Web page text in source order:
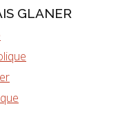
GLANER